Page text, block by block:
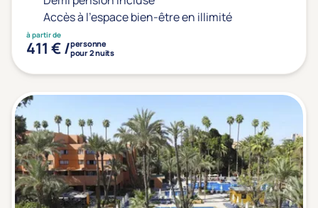
Accès à l'espace bien-être en illimité
à partir de
411 € /personne
pour 2 nuits